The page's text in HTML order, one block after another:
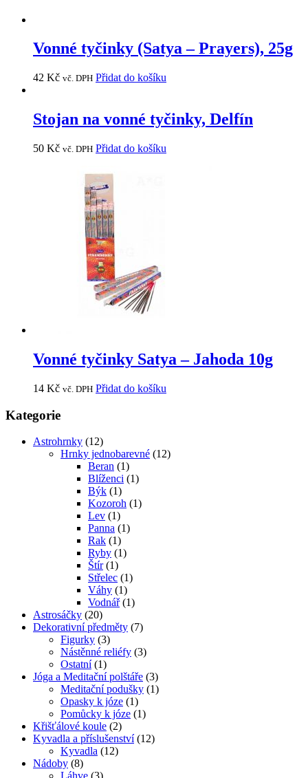
Vonné tyčinky (Satya – Prayers), 25g
42 Kč vč. DPH Přidat do košíku
Stojan na vonné tyčinky, Delfín
50 Kč vč. DPH Přidat do košíku
Vonné tyčinky Satya – Jahoda 10g
14 Kč vč. DPH Přidat do košíku
Kategorie
Astrohrnky (12)
Hrnky jednobarevné (12)
Beran (1)
Blíženci (1)
Býk (1)
Kozoroh (1)
Lev (1)
Panna (1)
Rak (1)
Ryby (1)
Štír (1)
Střelec (1)
Váhy (1)
Vodnář (1)
Astrosáčky (20)
Dekorativní předměty (7)
Figurky (3)
Nástěnné reliéfy (3)
Ostatní (1)
Jóga a Meditační polštáře (3)
Meditační podušky (1)
Opasky k józe (1)
Pomůcky k józe (1)
Křišťálové koule (2)
Kyvadla a příslušenství (12)
Kyvadla (12)
Nádoby (8)